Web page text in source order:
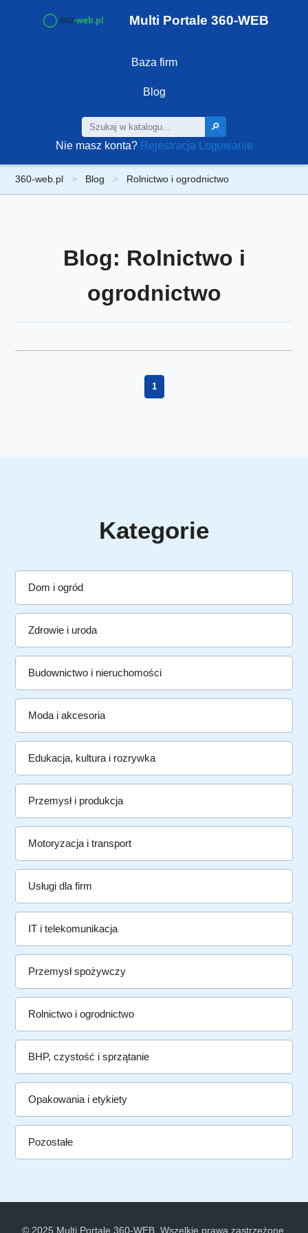
Multi Portale 360-WEB
Baza firm
Blog
🔎
Nie masz konta? Rejestracja Logowanie
360-web.pl Blog Rolnictwo i ogrodnictwo
Blog: Rolnictwo i
ogrodnictwo
1
Kategorie
Dom i ogród
Zdrowie i uroda
Budownictwo i nieruchomości
Moda i akcesoria
Edukacja, kultura i rozrywka
Przemysł i produkcja
Motoryzacja i transport
Usługi dla firm
IT i telekomunikacja
Przemysł spożywczy
Rolnictwo i ogrodnictwo
BHP, czystość i sprzątanie
Opakowania i etykiety
Pozostałe
© 2025 Multi Portale 360-WEB. Wszelkie prawa zastrzeżone.